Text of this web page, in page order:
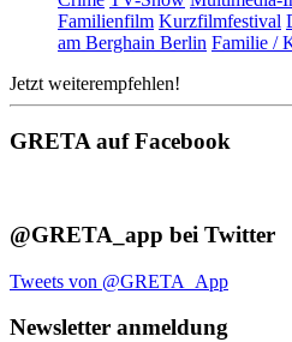
Familienfilm Kurzfilmfestival
am Berghain Berlin Familie /
Jetzt weiterempfehlen!
GRETA auf Facebook
@GRETA_app bei Twitter
Tweets von @GRETA_App
Newsletter anmeldung